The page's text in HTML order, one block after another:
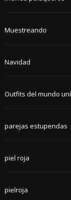
Muestreando
Navidad
Outfits del mundo
parejas estupendas
piel roja
pielroja